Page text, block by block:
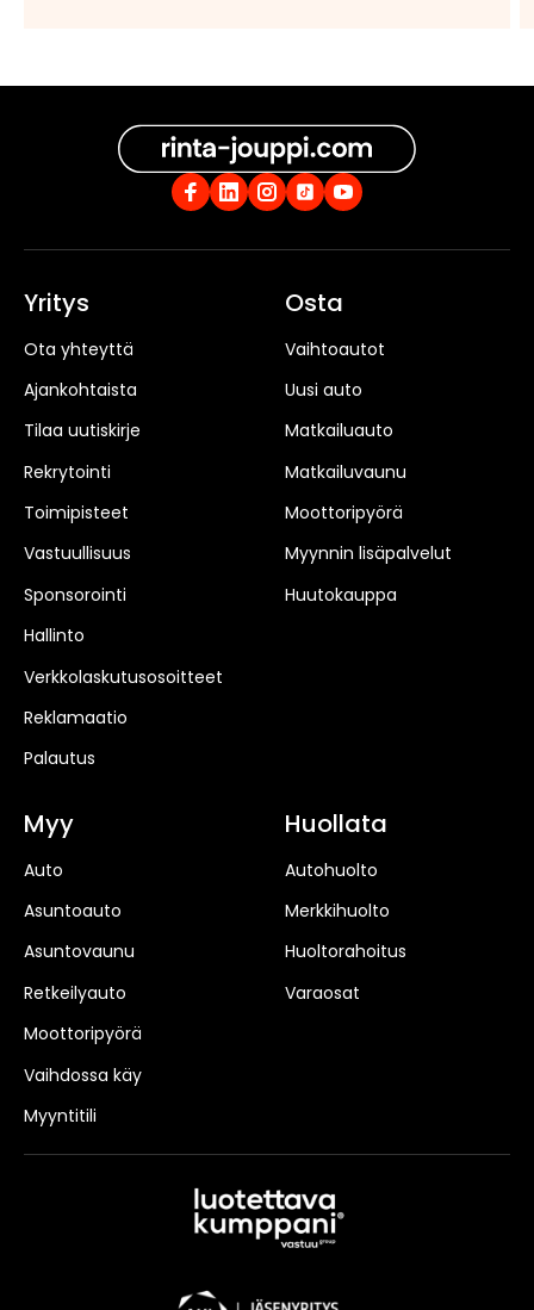
Yritys
Ota yhteyttä
Ajankohtaista
Tilaa uutiskirje
Rekrytointi
Toimipisteet
Vastuullisuus
Sponsorointi
Hallinto
Verkkolaskutusosoitteet
Reklamaatio
Palautus
Osta
Vaihtoautot
Uusi auto
Matkailuauto
Matkailuvaunu
Moottoripyörä
Myynnin lisäpalvelut
Huutokauppa
Myy
Auto
Asuntoauto
Asuntovaunu
Retkeilyauto
Moottoripyörä
Vaihdossa käy
Myyntitili
Huollata
Autohuolto
Merkkihuolto
Huoltorahoitus
Varaosat